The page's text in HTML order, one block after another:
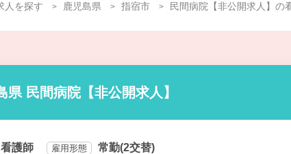
人を探す 鹿児島県 指宿市 民間病院【非公開求人】の
県 民間病院【非公開求人】
看護師 雇用形態 常勤(2交替)